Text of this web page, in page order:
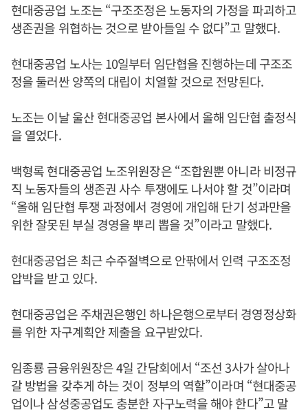
현대중공업 노조는 “구조조정은 노동자의 가정을 파괴하고
생존권을 위협하는 것으로 받아들일 수 없다”고 말했다.
현대중공업 노사는 10일부터 임단협을 진행하는데 구조조
정을 둘러싼 양쪽의 대립이 치열할 것으로 전망된다.
노조는 이날 울산 현대중공업 본사에서 올해 임단협 출정식
을 열었다.
백형록 현대중공업 노조위원장은 “조합원뿐 아니라 비정규
직 노동자들의 생존권 사수 투쟁에도 나서야 할 것”이라며
“올해 임단협 투쟁 과정에서 경영에 개입해 단기 성과만을
위한 잘못된 부실 경영을 뿌리 뽑을 것”이라고 말했다.
현대중공업은 최근 수주절벽으로 안팎에서 인력 구조조정
압박을 받고 있다.
현대중공업은 주채권은행인 하나은행으로부터 경영정상화
를 위한 자구계획안 제출을 요구받았다.
임종룡 금융위원장은 4일 간담회에서 “조선 3사가 살아나
갈 방법을 갖추게 하는 것이 정부의 역할”이라며 “현대중공
업이나 삼성중공업도 충분한 자구노력을 해야 한다”고 말